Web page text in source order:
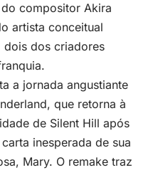
compositor Akira
artista conceitual
dois dos criadores
a jornada angustiante
que retorna à
de Silent Hill após
inesperada de sua
Mary. O remake traz